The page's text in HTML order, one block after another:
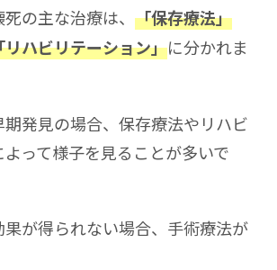
の主な治療は、 「保存療法」
ハビリテーション」に分かれま
発見の場合、保存療法やリハビ
よって様子を見ることが多いで
が得られない場合、手術療法が